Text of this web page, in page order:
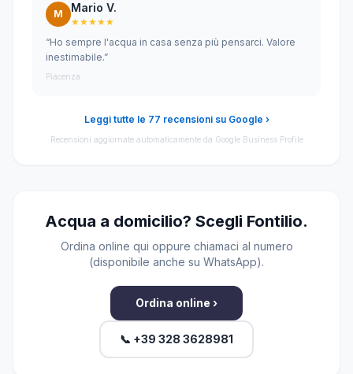
M Mario V.
★★★★★
“Ho sempre l'acqua in casa senza più pensarci. Valore
inestimabile.”
Piacenza
Leggi tutte le 77 recensioni su Google ›
Recensioni aggiornate automaticamente da Google Business Profile
Acqua a domicilio? Scegli Fontilio.
Ordina online qui oppure chiamaci al numero
(disponibile anche su WhatsApp).
Ordina online ›
📞 +39 328 3628981